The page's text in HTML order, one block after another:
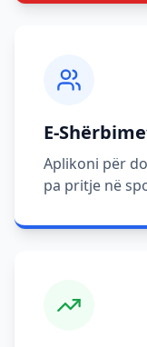
E-
Aplikoni për
pa pritje në